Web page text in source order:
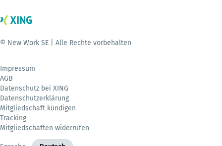
© New Work SE | Alle Rechte vorbehalten
Impressum
AGB
Datenschutz bei XING
Datenschutzerklärung
Mitgliedschaft kündigen
Tracking
Mitgliedschaften widerrufen